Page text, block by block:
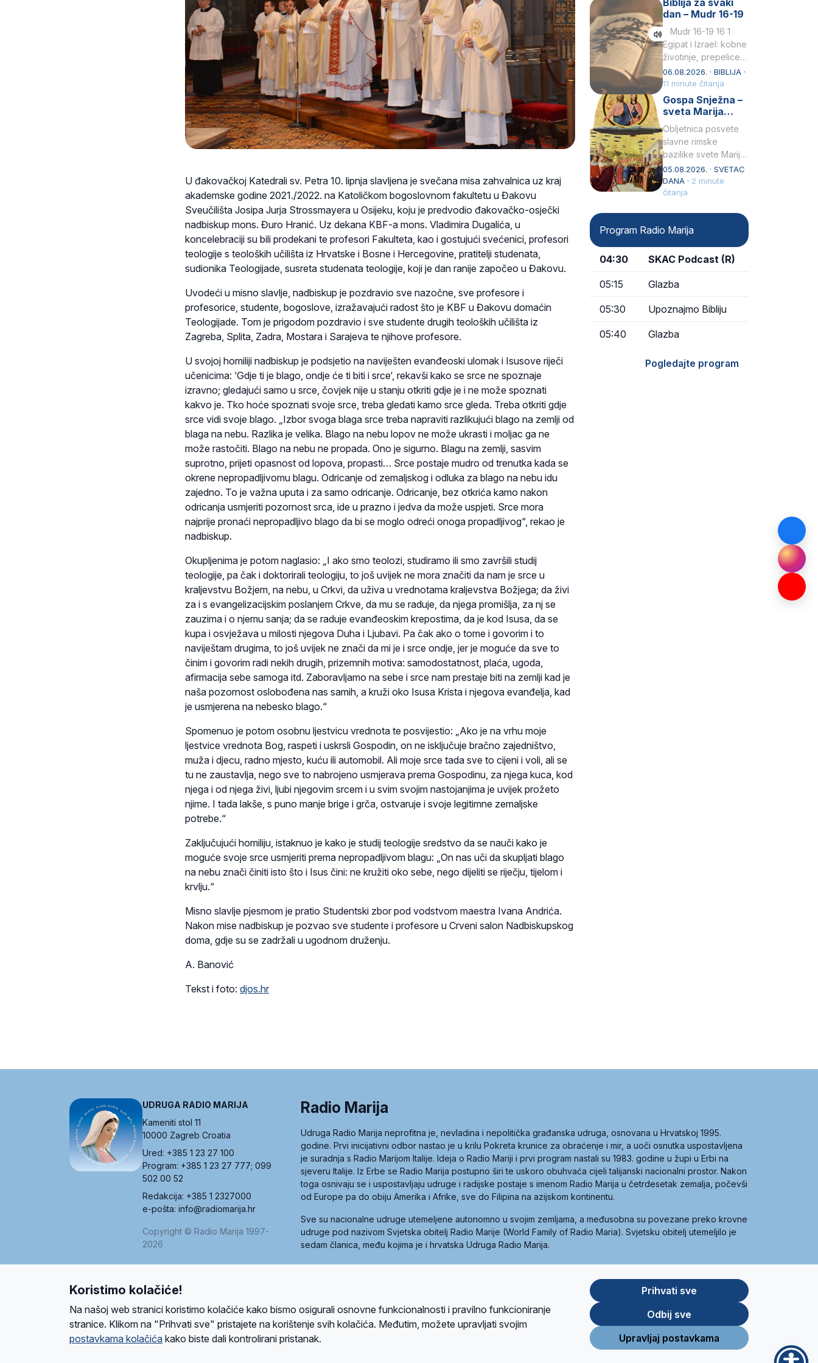
U đakovačkoj Katedrali sv. Petra 10. lipnja slavljena je svečana misa zahvalnica uz kraj
akademske godine 2021./2022. na Katoličkom bogoslovnom fakultetu u Đakovu
Sveučilišta Josipa Jurja Strossmayera u Osijeku, koju je predvodio đakovačko-osječki
nadbiskup mons. Đuro Hranić. Uz dekana KBF-a mons. Vladimira Dugalića, u
koncelebraciji su bili prodekani te profesori Fakulteta, kao i gostujući svećenici, profesori
teologije s teoloških učilišta iz Hrvatske i Bosne i Hercegovine, pratitelji studenata,
sudionika Teologijade, susreta studenata teologije, koji je dan ranije započeo u Đakovu.
Uvodeći u misno slavlje, nadbiskup je pozdravio sve nazočne, sve profesore i
profesorice, studente, bogoslove, izražavajući radost što je KBF u Đakovu domaćin
Teologijade. Tom je prigodom pozdravio i sve studente drugih teoloških učilišta iz
Zagreba, Splita, Zadra, Mostara i Sarajeva te njihove profesore.
U svojoj homiliji nadbiskup je podsjetio na naviješten evanđeoski ulomak i Isusove riječi
učenicima: ‘Gdje ti je blago, ondje će ti biti i srce‘, rekavši kako se srce ne spoznaje
izravno; gledajući samo u srce, čovjek nije u stanju otkriti gdje je i ne može spoznati
kakvo je. Tko hoće spoznati svoje srce, treba gledati kamo srce gleda. Treba otkriti gdje
srce vidi svoje blago. „Izbor svoga blaga srce treba napraviti razlikujući blago na zemlji od
blaga na nebu. Razlika je velika. Blago na nebu lopov ne može ukrasti i moljac ga ne
može rastočiti. Blago na nebu ne propada. Ono je sigurno. Blagu na zemlji, sasvim
suprotno, prijeti opasnost od lopova, propasti… Srce postaje mudro od trenutka kada se
okrene nepropadljivomu blagu. Odricanje od zemaljskog i odluka za blago na nebu idu
zajedno. To je važna uputa i za samo odricanje. Odricanje, bez otkrića kamo nakon
odricanja usmjeriti pozornost srca, ide u prazno i jedva da može uspjeti. Srce mora
najprije pronaći nepropadljivo blago da bi se moglo odreći onoga propadljivog“, rekao je
nadbiskup.
Okupljenima je potom naglasio: „I ako smo teolozi, studiramo ili smo završili studij
teologije, pa čak i doktorirali teologiju, to još uvijek ne mora značiti da nam je srce u
kraljevstvu Božjem, na nebu, u Crkvi, da uživa u vrednotama kraljevstva Božjega; da živi
za i s evangelizacijskim poslanjem Crkve, da mu se raduje, da njega promišlja, za nj se
zauzima i o njemu sanja; da se raduje evanđeoskim krepostima, da je kod Isusa, da se
kupa i osvježava u milosti njegova Duha i Ljubavi. Pa čak ako o tome i govorim i to
naviještam drugima, to još uvijek ne znači da mi je i srce ondje, jer je moguće da sve to
činim i govorim radi nekih drugih, prizemnih motiva: samodostatnost, plaća, ugoda,
afirmacija sebe samoga itd. Zaboravljamo na sebe i srce nam prestaje biti na zemlji kad je
naša pozornost oslobođena nas samih, a kruži oko Isusa Krista i njegova evanđelja, kad
je usmjerena na nebesko blago.“
Spomenuo je potom osobnu ljestvicu vrednota te posvijestio: „Ako je na vrhu moje
ljestvice vrednota Bog, raspeti i uskrsli Gospodin, on ne isključuje bračno zajedništvo,
muža i djecu, radno mjesto, kuću ili automobil. Ali moje srce tada sve to cijeni i voli, ali se
tu ne zaustavlja, nego sve to nabrojeno usmjerava prema Gospodinu, za njega kuca, kod
njega i od njega živi, ljubi njegovim srcem i u svim svojim nastojanjima je uvijek prožeto
njime. I tada lakše, s puno manje brige i grča, ostvaruje i svoje legitimne zemaljske
potrebe.“
Zaključujući homiliju, istaknuo je kako je studij teologije sredstvo da se nauči kako je
moguće svoje srce usmjeriti prema nepropadljivom blagu: „On nas uči da skupljati blago
na nebu znači činiti isto što i Isus čini: ne kružiti oko sebe, nego dijeliti se riječju, tijelom i
krvlju.“
Misno slavlje pjesmom je pratio Studentski zbor pod vodstvom maestra Ivana Andrića.
Nakon mise nadbiskup je pozvao sve studente i profesore u Crveni salon Nadbiskupskog
doma, gdje su se zadržali u ugodnom druženju.
A. Banović
Tekst i foto: djos.hr
Petar u svojoj
drugoj…
Biblija za svaki
dan – Mudr 16-19
Mudr 16-19 16 1
Egipat i Izrael: kobne
životinje, prepelice
Zato bijahu
primjereno kažnjeni
sličnim životinjamai
mučeni mnoštvom
06.08.2026. · BIBLIJA ·
11 minute čitanja
Gospa Snježna –
sveta Marija
Velika, zaštitnica
rimske bazilike
Obljetnica posvete
slavne rimske
bazilike svete Marije
Velike (Santa Maria
Maggiore) u narodu
se slavi kao Gospa
05.08.2026. · SVETAC
DANA · 2 minute
čitanja
Program Radio Marija
04:30 SKAC Podcast (R)
05:15 Glazba
05:30 Upoznajmo Bibliju
05:40 Glazba
Pogledajte program
UDRUGA RADIO MARIJA
Kameniti stol 11
10000 Zagreb Croatia
Ured: +385 1 23 27 100
Program: +385 1 23 27 777; 099
502 00 52
Redakcija: +385 1 2327000
e-pošta: info@radiomarija.hr
Copyright © Radio Marija 1997-
2026
Radio Marija
Udruga Radio Marija neprofitna je, nevladina i nepolitička građanska udruga, osnovana u Hrvatskoj 1995.
godine. Prvi inicijativni odbor nastao je u krilu Pokreta krunice za obraćenje i mir, a uoči osnutka uspostavljena
je suradnja s Radio Marijom Italije. Ideja o Radio Mariji i prvi program nastali su 1983. godine u župi u Erbi na
sjeveru Italije. Iz Erbe se Radio Marija postupno širi te uskoro obuhvaća cijeli talijanski nacionalni prostor. Nakon
toga osnivaju se i uspostavljaju udruge i radijske postaje s imenom Radio Marija u četrdesetak zemalja, počevši
od Europe pa do obiju Amerika i Afrike, sve do Filipina na azijskom kontinentu.
Sve su nacionalne udruge utemeljene autonomno u svojim zemljama, a međusobna su povezane preko krovne
udruge pod nazivom Svjetska obitelj Radio Marije (World Family of Radio Maria). Svjetsku obitelj utemeljilo je
sedam članica, među kojima je i hrvatska Udruga Radio Marija.
Ova stranica je zaštićena Google reCAPTCHA sustavom Store
Koristimo kolačiće!
Na našoj web stranici koristimo kolačiće kako bismo osigurali osnovne funkcionalnosti i pravilno funkcioniranje
stranice. Klikom na "Prihvati sve" pristajete na korištenje svih kolačića. Međutim, možete upravljati svojim
postavkama kolačića kako biste dali kontrolirani pristanak.
Prihvati sve
Odbij sve
Upravljaj postavkama